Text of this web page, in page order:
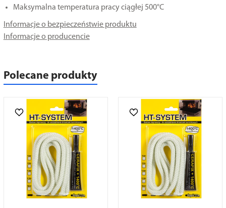
Maksymalna temperatura pracy ciągłej 500°C
Informacje o bezpieczeństwie produktu
Informacje o producencie
Polecane produkty